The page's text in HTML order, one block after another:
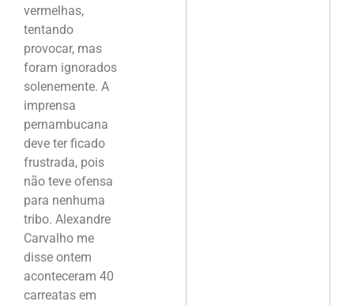
vermelhas,
tentando
provocar, mas
foram ignorados
solenemente. A
imprensa
pernambucana
deve ter ficado
frustrada, pois
não teve ofensa
para nenhuma
tribo. Alexandre
Carvalho me
disse ontem
aconteceram 40
carreatas em